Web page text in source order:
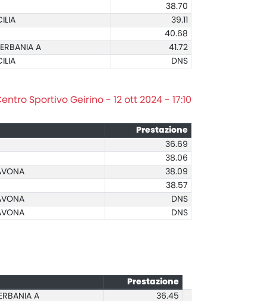
38.70
39.11
40.68
A
41.72
DNS
Sportivo Geirino - 12 ott 2024 - 17:10
Prestazione
36.69
38.06
38.09
38.57
DNS
DNS
Prestazione
A
36.45